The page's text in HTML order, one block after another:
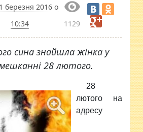
1 березня 2016 о
10:34
1129
сина знайшла жінка у
28 лютого.
28
лютого на
адресу